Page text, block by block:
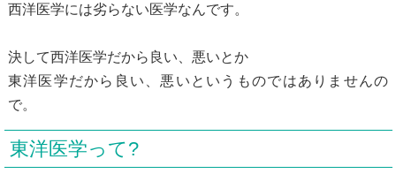
西洋医学には劣らない医学なんです。
決して西洋医学だから良い、悪いとか
東洋医学だから良い、悪いというものではありませんの
で。
東洋医学って?